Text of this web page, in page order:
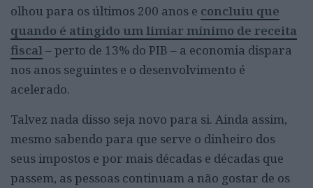
olhou para os últimos 200 anos e concluiu que
quando é atingido um limiar mínimo de receita
fiscal– perto de 13% do PIB – a economia dispara
nos anos seguintes e o desenvolvimento é
acelerado.
Talvez nada disso seja novo para si. Ainda assim,
mesmo sabendo para que serve o dinheiro dos
seus impostos e por mais décadas e décadas que
passem, as pessoas continuam a não gostar de os